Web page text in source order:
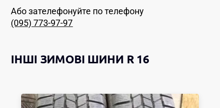
Або зателефонуйте по телефону
(095) 773-97-97
ІНШІ ЗИМОВІ ШИНИ R 16